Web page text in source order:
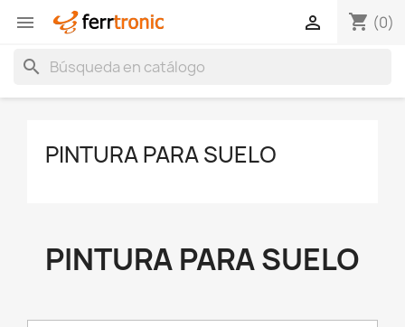
 shopping_cart (0)

search
PINTURA PARA SUELO
PINTURA PARA SUELO